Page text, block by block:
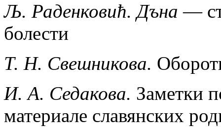
Љ. Раденковић. Дъна —
болести
Т. Н. Свешникова.
И. А. Седакова. Заметки
материале славянских